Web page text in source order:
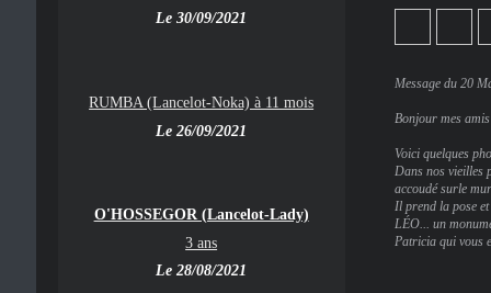
Message du 20
Bonjour mes
Voici quelques
Dans nos vieilles
accoudé surle
Il prend la pose
LÉO... un
Patricia qui vous
Le 30/09/2021
RUMBA (Lancelot-Noka) à 11 mois
Le 26/09/2021
O'HOSSEGOR (Lancelot-Lady)
3 ans
Le 28/08/2021